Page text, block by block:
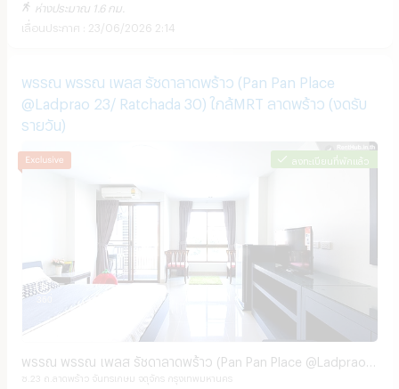
ห่างประมาณ 1.6 กม.
23/06/2026 2:14
พรรณ พรรณ เพลส รัชดาลาดพร้าว (Pan Pan Place
@Ladprao 23/ Ratchada 30) ใกล้MRT ลาดพร้าว (งดรับ
รายวัน)
ลงทะเบียนที่พักแล้ว
พรรณ พรรณ เพลส รัชดาลาดพร้าว (Pan Pan Place @Ladprao
23/ Ratchada 30) ใกล้MRT ลาดพร้าว (งดรับรายวัน)
ซ.23 ถ.ลาดพร้าว จันทรเกษม จตุจักร กรุงเทพมหานคร